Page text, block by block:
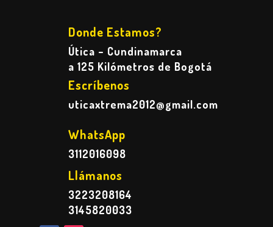
Donde Estamos?
Útica – Cundinamarca
a 125 Kilómetros de Bogotá
Escríbenos
uticaxtrema2012@gmail.com
WhatsApp
3112016098
Llámanos
3223208164
3145820033